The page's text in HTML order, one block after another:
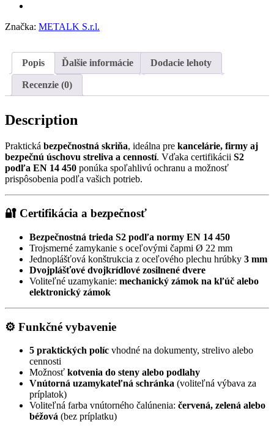
Značka: METALK S.r.l.
Popis Ďalšie informácie Dodacie lehoty
Recenzie (0)
Description
Praktická bezpečnostná skriňa, ideálna pre kancelárie, firmy aj
bezpečnú úschovu streliva a cenností. Vďaka certifikácii S2
podľa EN 14 450 ponúka spoľahlivú ochranu a možnosť
prispôsobenia podľa vašich potrieb.
🔐 Certifikácia a bezpečnosť
Bezpečnostná trieda S2 podľa normy EN 14 450
Trojsmerné zamykanie s oceľovými čapmi Ø 22 mm
Jednoplášťová konštrukcia z oceľového plechu hrúbky 3 mm
Dvojplášťové dvojkrídlové zosilnené dvere
Voliteľné uzamykanie: mechanický zámok na kľúč alebo
elektronický zámok
⚙️ Funkčné vybavenie
5 praktických políc vhodné na dokumenty, strelivo alebo
cennosti
Možnosť kotvenia do steny alebo podlahy
Vnútorná uzamykateľná schránka (voliteľná výbava za
príplatok)
Voliteľná farba vnútorného čalúnenia: červená, zelená alebo
béžová (bez príplatku)